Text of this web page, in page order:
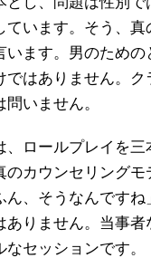
ています。そう、
います。男のための
ではありません。ク
いません。
、ロールプレイを三
のカウンセリング
ん、そうなんですね
ありません。当事者
セッションです。